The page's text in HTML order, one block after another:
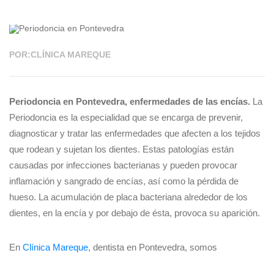
POR:CLÍNICA MAREQUE
Periodoncia en Pontevedra, enfermedades de las encías. La
Periodoncia es la especialidad que se encarga de prevenir,
diagnosticar y tratar las enfermedades que afecten a los tejidos
que rodean y sujetan los dientes. Estas patologías están
causadas por infecciones bacterianas y pueden provocar
inflamación y sangrado de encías, así como la pérdida de
hueso. La acumulación de placa bacteriana alrededor de los
dientes, en la encía y por debajo de ésta, provoca su aparición.
En Clínica Mareque, dentista en Pontevedra, somos